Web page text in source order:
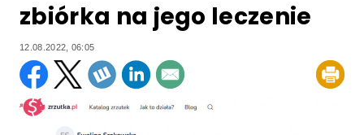
zbiórka na jego leczenie
12.08.2022, 06:05